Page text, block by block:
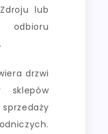
lub
odbioru
drzwi
sklepów